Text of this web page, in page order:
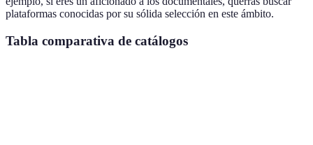
plataformas conocidas por su sólida selección en este ámbito.
Tabla comparativa de catálogos